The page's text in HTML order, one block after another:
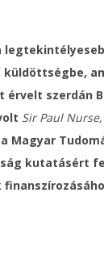
küldöttségbe,
érvelt szerdán
Sir Paul Nurse,
a Magyar
kutatásért